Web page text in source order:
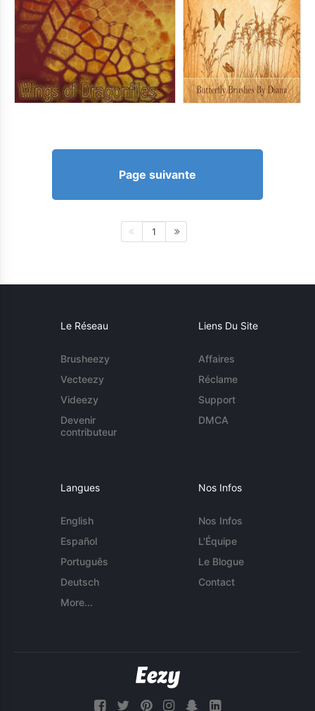
Page suivante
1
Le Réseau
Brusheezy
Vecteezy
Videezy
Devenir
contributeur
Liens Du Site
Affaires
Réclame
Support
DMCA
Langues
English
Español
Português
Deutsch
More...
Nos Infos
Nos Infos
L'Équipe
Le Blogue
Contact